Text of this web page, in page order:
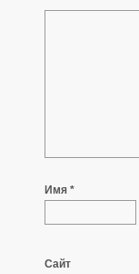
Имя *
Сайт